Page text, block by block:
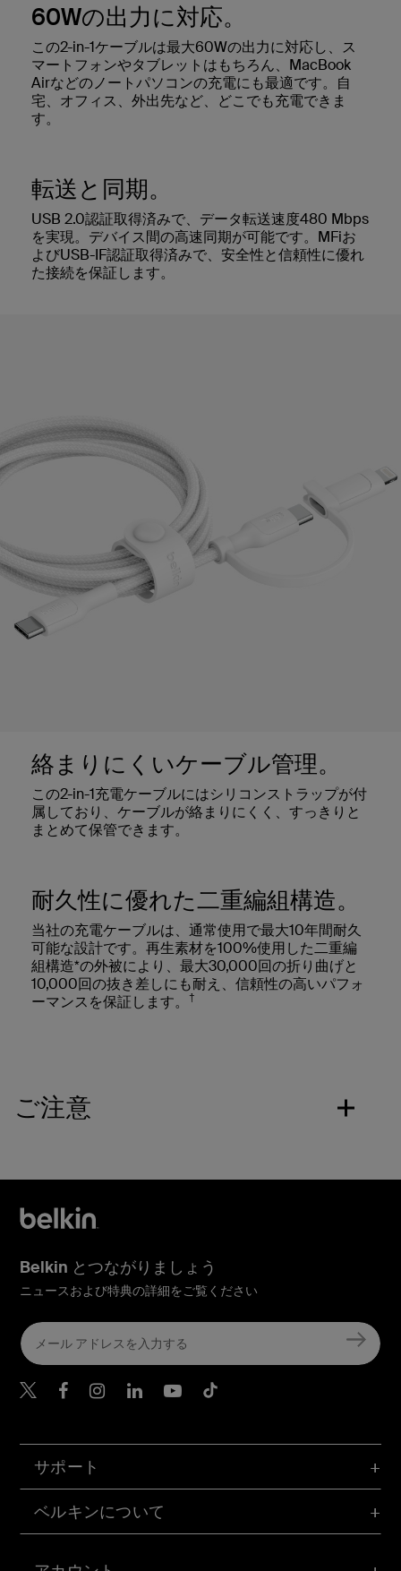
60Wの出力に対応。
この2-in-1ケーブルは最大60Wの出力に対応し、ス
マートフォンやタブレットはもちろん、MacBook
Airなどのノートパソコンの充電にも最適です。自
宅、オフィス、外出先など、どこでも充電できま
す。
転送と同期。
USB 2.0認証取得済みで、データ転送速度480 Mbps
を実現。デバイス間の高速同期が可能です。MFiお
よびUSB-IF認証取得済みで、安全性と信頼性に優れ
た接続を保証します。
絡まりにくいケーブル管理。
この2-in-1充電ケーブルにはシリコンストラップが付
属しており、ケーブルが絡まりにくく、すっきりと
まとめて保管できます。
耐久性に優れた二重編組構造。
当社の充電ケーブルは、通常使用で最大10年間耐久
可能な設計です。再生素材を100%使用した二重編
組構造*の外被により、最大30,000回の折り曲げと
10,000回の抜き差しにも耐え、信頼性の高いパフォ
ーマンスを保証します。
†
ご注意
サポート
ベルキンについて
Belkin とつながりましょう
ニュースおよび特典の詳細をご覧ください
Belkin Twitter
Belkin Facebook
Belkin Instagram
Belkin LinkedIn
Belkin Youtube
Belkin TikTok